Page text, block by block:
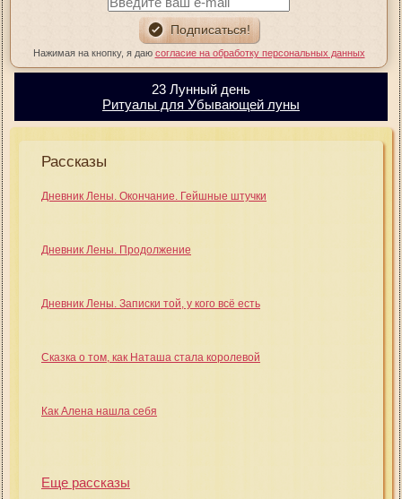
Нажимая на кнопку, я даю согласие на обработку персональных данных
23 Лунный день
Ритуалы для Убывающей луны
Рассказы
Дневник Лены. Окончание. Гейшные штучки
Дневник Лены. Продолжение
Дневник Лены. Записки той, у кого всё есть
Сказка о том, как Наташа стала королевой
Как Алена нашла себя
Еще рассказы